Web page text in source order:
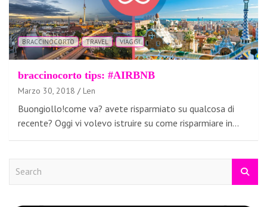
BRACCINOCORTO TRAVEL VIAGGI
braccinocorto tips: #AIRBNB
Marzo 30, 2018 Len
Buongiollo!come va? avete risparmiato su qualcosa di
recente? Oggi vi volevo istruire su come risparmiare in…